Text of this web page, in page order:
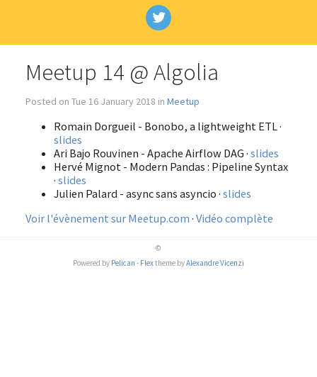
Meetup 14 @ Algolia
Posted on Tue 16 January 2018 in Meetup
Romain Dorgueil - Bonobo, a lightweight ETL ·
slides
Ari Bajo Rouvinen - Apache Airflow DAG · slides
Hervé Mignot - Modern Pandas : Pipeline Syntax
· slides
Julien Palard - async sans asyncio · slides
Voir l'évènement sur Meetup.com · Vidéo complète
©
Powered by Pelican - Flextheme byAlexandre Vicenzi